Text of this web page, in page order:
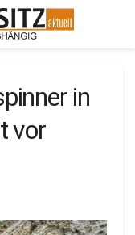
in
vor